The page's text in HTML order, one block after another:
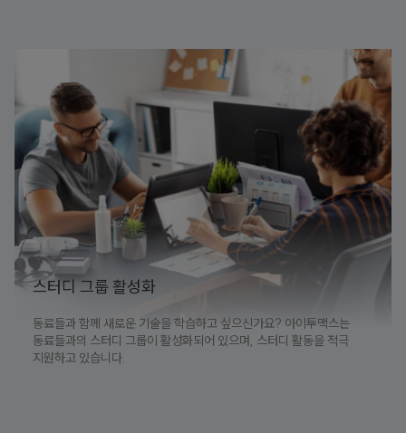
스터디 그룹 활성화
동료들과 함께 새로운 기술을 학습하고 싶으신가요? 아이투맥스는
동료들과의 스터디 그룹이 활성화되어 있으며, 스터디 활동을 적극
지원하고 있습니다.